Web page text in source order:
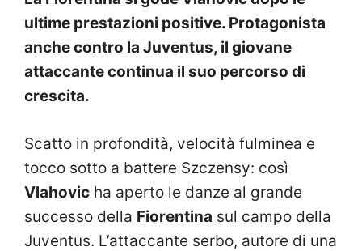
ultime prestazioni positive. Protagonista
anche contro la Juventus, il giovane
attaccante continua il suo percorso di
crescita.
Scatto in profondità, velocità fulminea e
tocco sotto a battere Szczensy: così
Vlahovic ha aperto le danze al grande
successo della Fiorentina sul campo della
Juventus. L’attaccante serbo, autore di una